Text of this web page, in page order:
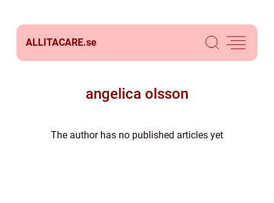
ALLITACARE.se
angelica olsson
The author has no published articles yet